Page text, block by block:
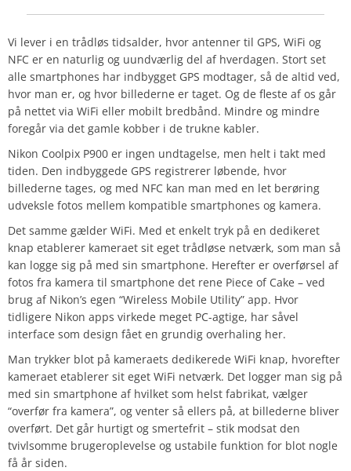
Vi lever i en trådløs tidsalder, hvor antenner til GPS, WiFi og
NFC er en naturlig og uundværlig del af hverdagen. Stort set
alle smartphones har indbygget GPS modtager, så de altid ved,
hvor man er, og hvor billederne er taget. Og de fleste af os går
på nettet via WiFi eller mobilt bredbånd. Mindre og mindre
foregår via det gamle kobber i de trukne kabler.
Nikon Coolpix P900 er ingen undtagelse, men helt i takt med
tiden. Den indbyggede GPS registrerer løbende, hvor
billederne tages, og med NFC kan man med en let berøring
udveksle fotos mellem kompatible smartphones og kamera.
Det samme gælder WiFi. Med et enkelt tryk på en dedikeret
knap etablerer kameraet sit eget trådløse netværk, som man så
kan logge sig på med sin smartphone. Herefter er overførsel af
fotos fra kamera til smartphone det rene Piece of Cake – ved
brug af Nikon’s egen “Wireless Mobile Utility” app. Hvor
tidligere Nikon apps virkede meget PC-agtige, har såvel
interface som design fået en grundig overhaling her.
Man trykker blot på kameraets dedikerede WiFi knap, hvorefter
kameraet etablerer sit eget WiFi netværk. Det logger man sig på
med sin smartphone af hvilket som helst fabrikat, vælger
“overfør fra kamera”, og venter så ellers på, at billederne bliver
overført. Det går hurtigt og smertefrit – stik modsat den
tvivlsomme brugeroplevelse og ustabile funktion for blot nogle
få år siden.